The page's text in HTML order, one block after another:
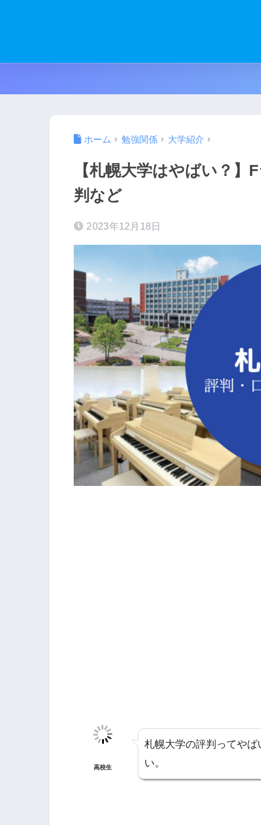
ホーム 勉強関係 大学紹介
【札幌大学はやばい？
判など
2023年12月18日
高校生
札幌大学の評判ってや
い。